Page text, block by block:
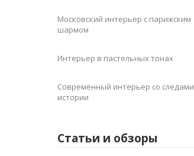
Московский интерьер с парижским
шармом
Интерьер в пастельных тонах
Современный интерьер со следами
истории
Статьи и обзоры